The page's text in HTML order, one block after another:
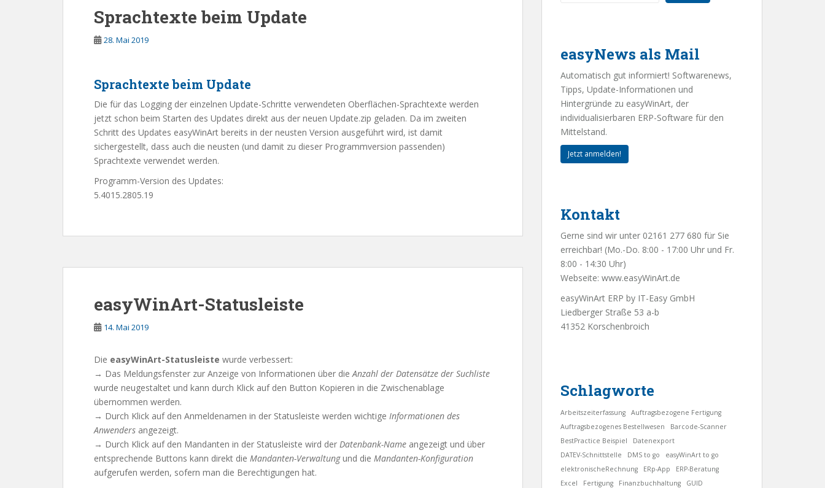
Sprachtexte beim Update
28. Mai 2019
Sprachtexte beim Update
Die für das Logging der einzelnen Update-Schritte verwendeten Oberflächen-Sprachtexte werden
jetzt schon beim Starten des Updates direkt aus der neuen Update.zip geladen. Da im zweiten
Schritt des Updates easyWinArt bereits in der neusten Version ausgeführt wird, ist damit
sichergestellt, dass auch die neusten (und damit zu dieser Programmversion passenden)
Sprachtexte verwendet werden.
Programm-Version des Updates:
5.4015.2805.19
easyWinArt-Statusleiste
14. Mai 2019
Die easyWinArt-Statusleiste wurde verbessert:
→ Das Meldungsfenster zur Anzeige von Informationen über dieAnzahl der Datensätze der Suchliste
wurde neugestaltet und kann durch Klick auf den Button Kopieren in die Zwischenablage
übernommen werden.
→ Durch Klick auf den Anmeldenamen in der Statusleiste werden wichtige Informationen des
Anwenders angezeigt.
→ Durch Klick auf den Mandanten in der Statusleiste wird der Datenbank-Name angezeigt und über
entsprechende Buttons kann direkt die Mandanten-Verwaltungund die Mandanten-Konfiguration
aufgerufen werden, sofern man die Berechtigungen hat.
easyNews als Mail
Automatisch gut informiert! Softwarenews,
Tipps, Update-Informationen und
Hintergründe zu easyWinArt, der
individualisierbaren ERP-Software für den
Mittelstand.
Jetzt anmelden!
Kontakt
Gerne sind wir unter 02161 277 680 für Sie
erreichbar! (Mo.-Do. 8:00 - 17:00 Uhr und Fr.
8:00 - 14:30 Uhr)
Webseite: www.easyWinArt.de
easyWinArt ERP by IT-Easy GmbH
Liedberger Straße 53 a-b
41352 Korschenbroich
Schlagworte
Arbeitszeiterfassung
Auftragsbezogene Fertigung
Auftragsbezogenes Bestellwesen
Barcode-Scanner
BestPractice Beispiel
Datenexport
DATEV-Schnittstelle
DMS to go
easyWinArt to go
elektronischeRechnung
ERp-App
ERP-Beratung
Excel
Fertigung Finanzbuchhaltung
GUID